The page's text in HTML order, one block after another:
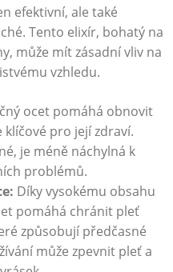
efektivní, ale také
Tento elixír, bohatý na
může mít zásadní vliv na
vzhledu.
ocet pomáhá obnovit
pro její zdraví.
je méně náchylná k
problémů.
Díky vysokému obsahu
pomáhá chránit pleť
způsobují předčasné
může zpevnit pleť a